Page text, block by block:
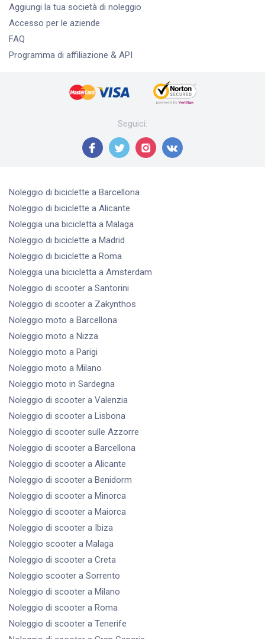
Aggiungi la tua società di noleggio
Accesso per le aziende
FAQ
Programma di affiliazione & API
Seguici:
Noleggio di biciclette a Barcellona
Noleggio di biciclette a Alicante
Noleggia una bicicletta a Malaga
Noleggio di biciclette a Madrid
Noleggio di biciclette a Roma
Noleggia una bicicletta a Amsterdam
Noleggio di scooter a Santorini
Noleggio di scooter a Zakynthos
Noleggio moto a Barcellona
Noleggio moto a Nizza
Noleggio moto a Parigi
Noleggio moto a Milano
Noleggio moto in Sardegna
Noleggio di scooter a Valenzia
Noleggio di scooter a Lisbona
Noleggio di scooter sulle Azzorre
Noleggio di scooter a Barcellona
Noleggio di scooter a Alicante
Noleggio di scooter a Benidorm
Noleggio di scooter a Minorca
Noleggio di scooter a Maiorca
Noleggio di scooter a Ibiza
Noleggio scooter a Malaga
Noleggio di scooter a Creta
Noleggio scooter a Sorrento
Noleggio di scooter a Milano
Noleggio di scooter a Roma
Noleggio di scooter a Tenerife